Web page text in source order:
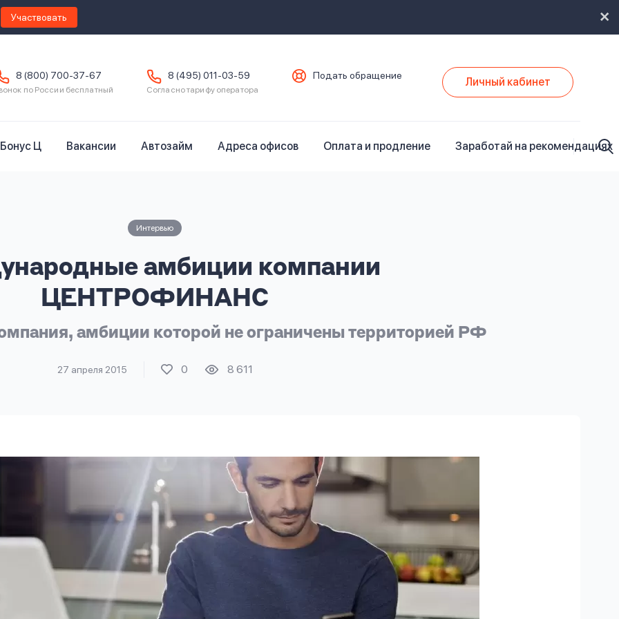
Участвовать
8 (800) 700-37-67
по России бесплатный
8 (495) 011-03-59
Согласно тарифу оператора
Подать обращение Личный кабинет
Бонус Ц Вакансии Автозайм Адреса офисов Оплата и продление Заработай на рекомендациях
Интервью
амбиции компании
ЦЕНТРОФИНАНС
амбиции которой не ограничены территорией РФ
27 апреля 2015 0 8 611